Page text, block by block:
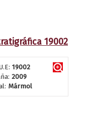
19002
19002
2009
Mármol